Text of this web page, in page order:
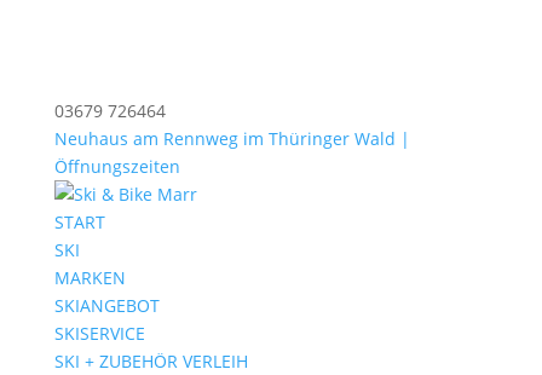
03679 726464
Neuhaus am Rennweg im Thüringer Wald |
Öffnungszeiten
START
SKI
MARKEN
SKIANGEBOT
SKISERVICE
SKI + ZUBEHÖR VERLEIH